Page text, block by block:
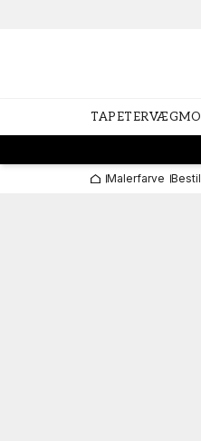
TAPETER
Malerfarve